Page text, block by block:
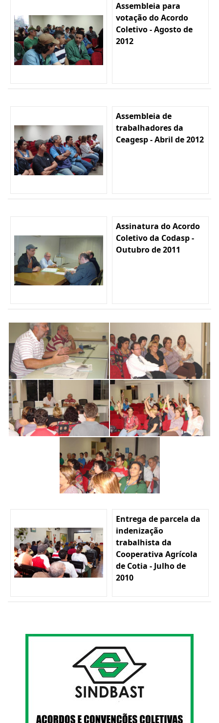
Assembleia para
votação do Acordo
Coletivo - Agosto de
2012
Assembleia de
trabalhadores da
Ceagesp - Abril de 2012
Assinatura do Acordo
Coletivo da Codasp -
Outubro de 2011
Entrega de parcela da
indenização
trabalhista da
Cooperativa Agrícola
de Cotia - Julho de
2010